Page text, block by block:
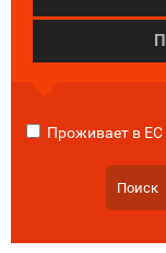
Проживает в ЕС